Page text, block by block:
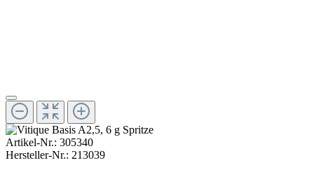
Artikel-Nr.: 305340
Hersteller-Nr.: 213039